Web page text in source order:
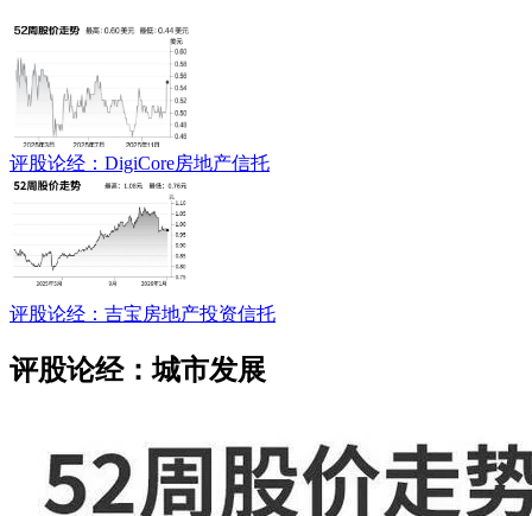
评股论经：DigiCore房地产信托
评股论经：吉宝房地产投资信托
评股论经：城市发展